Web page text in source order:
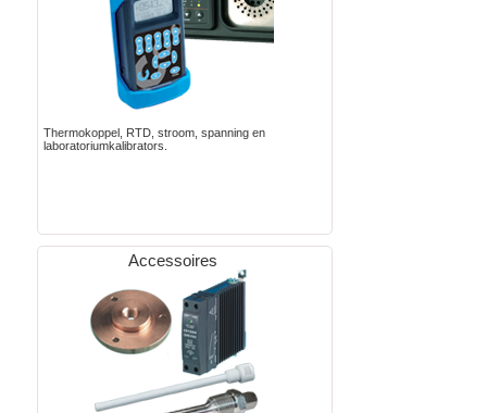
Thermokoppel, RTD, stroom, spanning en
laboratoriumkalibrators.
Accessoires